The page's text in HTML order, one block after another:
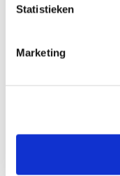
Statistieken
Marketing